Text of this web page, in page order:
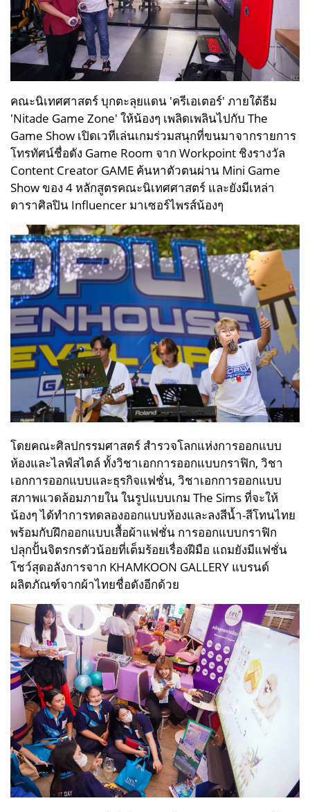
คณะนิเทศศาสตร์ บุกตะลุยแดน 'ครีเอเตอร์' ภายใต้ธีม
'Nitade Game Zone' ให้น้องๆ เพลิดเพลินไปกับ The
Game Show เปิดเวทีเล่นเกมร่วมสนุกที่ขนมาจากรายการ
โทรทัศน์ชื่อดัง Game Room จาก Workpoint ชิงรางวัล
Content Creator GAME ค้นหาตัวตนผ่าน Mini Game
Show ของ 4 หลักสูตรคณะนิเทศศาสตร์ และยังมีเหล่า
ดาราศิลปิน Influencer มาเซอร์ไพรส์น้องๆ
โดยคณะศิลปกรรมศาสตร์ สำรวจโลกแห่งการออกแบบ
ห้องและไลฟ์สไตล์ ทั้งวิชาเอกการออกแบบกราฟิก, วิชา
เอกการออกแบบและธุรกิจแฟชั่น, วิชาเอกการออกแบบ
สภาพแวดล้อมภายใน ในรูปแบบเกม The Sims ที่จะให้
น้องๆ ได้ทำการทดลองออกแบบห้องและลงสีน้ำ-สีโทนไทย
พร้อมกับฝึกออกแบบเสื้อผ้าแฟชั่น การออกแบบกราฟิก
ปลุกปั้นจิตรกรตัวน้อยที่เต็มร้อยเรื่องฝีมือ แถมยังมีแฟชั่น
โชว์สุดอลังการจาก KHAMKOON GALLERY แบรนด์
ผลิตภัณฑ์จากผ้าไทยชื่อดังอีกด้วย